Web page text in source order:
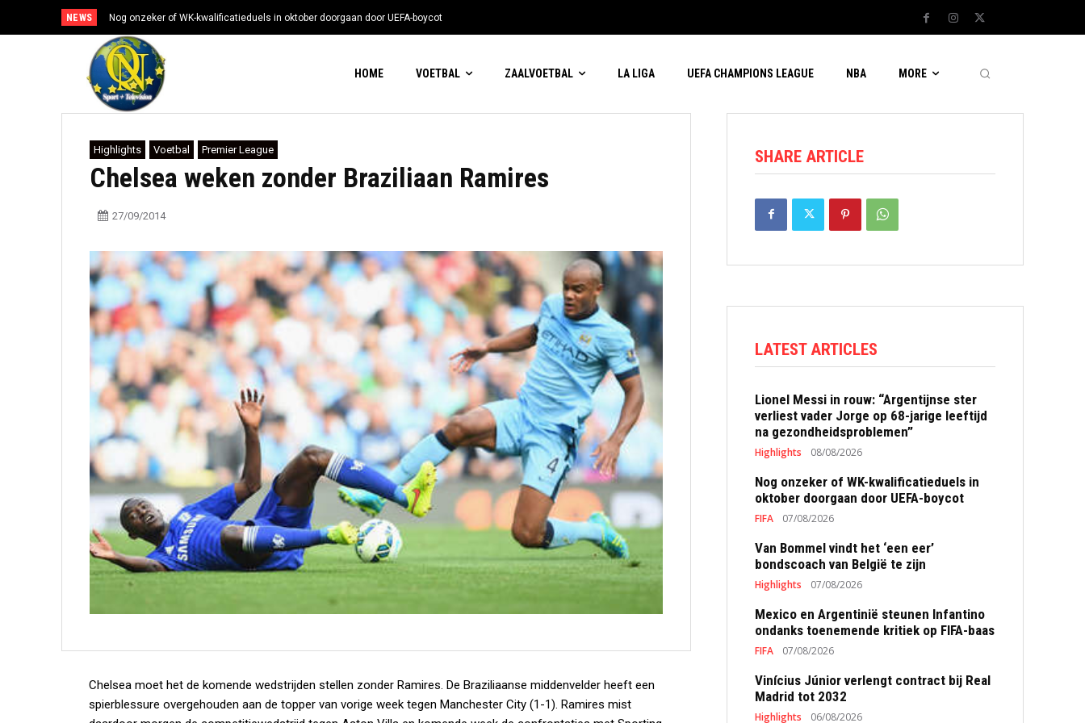
NEWS Nog onzeker of WK-kwalificatieduels in oktober doorgaan door UEFA-boycot
HOME VOETBAL ZAALVOETBAL LA LIGA UEFA CHAMPIONS LEAGUE NBA MORE
Highlights Voetbal Premier League
Chelsea weken zonder Braziliaan Ramires
27/09/2014
Chelsea moet het de komende wedstrijden stellen zonder Ramires. De Braziliaanse middenvelder heeft een
spierblessure overgehouden aan de topper van vorige week tegen Manchester City (1-1). Ramires mist
SHARE ARTICLE
LATEST ARTICLES
Lionel Messi in rouw: “Argentijnse ster
verliest vader Jorge op 68-jarige leeftijd
na gezondheidsproblemen”
Highlights 08/08/2026
Nog onzeker of WK-kwalificatieduels in
oktober doorgaan door UEFA-boycot
FIFA 07/08/2026
Van Bommel vindt het ‘een eer’
bondscoach van België te zijn
Highlights 07/08/2026
Mexico en Argentinië steunen Infantino
ondanks toenemende kritiek op FIFA-baas
FIFA 07/08/2026
Vinícius Júnior verlengt contract bij Real
Madrid tot 2032
Highlights 06/08/2026